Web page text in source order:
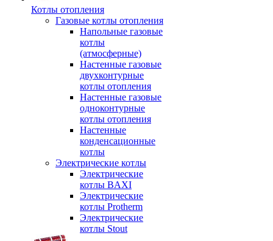
Котлы отопления
Газовые котлы отопления
Напольные газовые
котлы
(атмосферные)
Настенные газовые
двухконтурные
котлы отопления
Настенные газовые
одноконтурные
котлы отопления
Настенные
конденсационные
котлы
Электрические котлы
Электрические
котлы BAXI
Электрические
котлы Protherm
Электрические
котлы Stout